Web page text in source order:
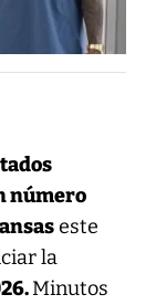
número
este
la
Minutos